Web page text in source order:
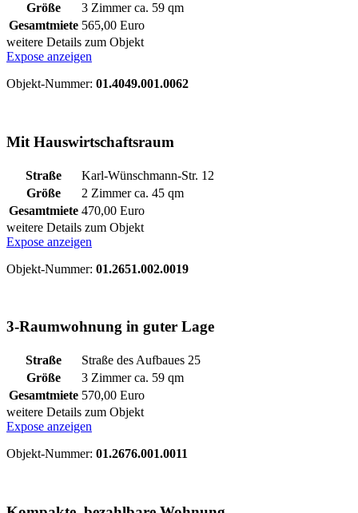
Größe
3 Zimmer ca. 59 qm
Gesamtmiete 565,00 Euro
weitere Details zum Objekt
Expose anzeigen
Objekt-Nummer: 01.4049.001.0062
Mit Hauswirtschaftsraum
Straße
Karl-Wünschmann-Str. 12
Größe
2 Zimmer ca. 45 qm
Gesamtmiete 470,00 Euro
weitere Details zum Objekt
Expose anzeigen
Objekt-Nummer: 01.2651.002.0019
3-Raumwohnung in guter Lage
Straße
Straße des Aufbaues 25
Größe
3 Zimmer ca. 59 qm
Gesamtmiete 570,00 Euro
weitere Details zum Objekt
Expose anzeigen
Objekt-Nummer: 01.2676.001.0011